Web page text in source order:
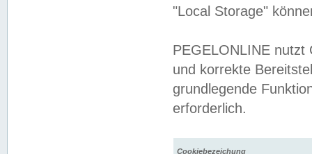
"Local Storage"
PEGELONLINE nutzt
und korrekte
grundlegende
erforderlich.
Cookiebezeichung